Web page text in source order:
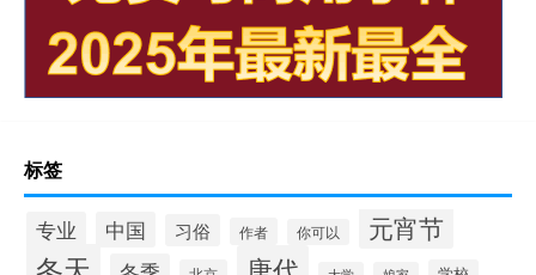
标签
专业 中国 习俗 作者 你可以 元宵节